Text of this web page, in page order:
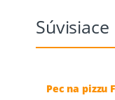
Pec na pizzu